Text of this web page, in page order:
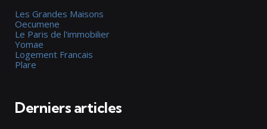
Les Grandes Maisons
Oecumene
Le Paris de l'immobilier
Yomae
Logement Francais
Plare
Derniers articles